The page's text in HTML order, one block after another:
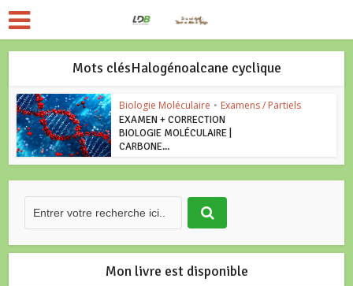
Mots clésHalogénoalcane cyclique
Biologie Moléculaire • Examens / Partiels
EXAMEN + CORRECTION
BIOLOGIE MOLÉCULAIRE |
CARBONE...
Mon livre est disponible